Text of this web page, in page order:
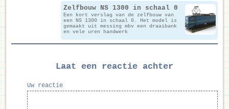
Zelfbouw NS 1300 in schaal 0
Een kort verslag van de zelfbouw van
een NS 1300 in schaal 0. Het model is
gemaakt uit messing mbv een draaibank
en vele uren handwerk
Laat een reactie achter
Uw reactie